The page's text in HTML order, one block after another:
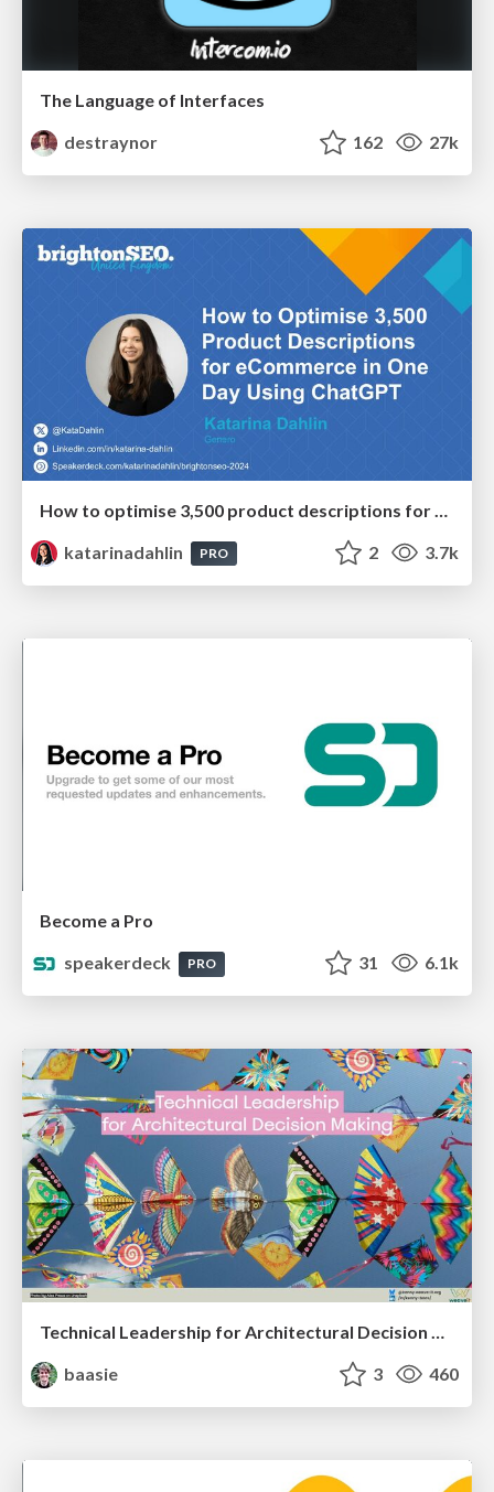
The Language of Interfaces
destraynor
162 27k
How to optimise 3,500 product descriptions for ecommerce in one day using ChatGPT
katarinadahlin
PRO 2 3.7k
Become a Pro
speakerdeck
PRO 31 6.1k
Technical Leadership for Architectural Decision Making
baasie
3 460